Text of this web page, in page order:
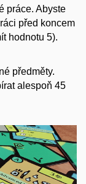
práce. Abyste
před koncem
hodnotu 5).
předměty.
alespoň 45